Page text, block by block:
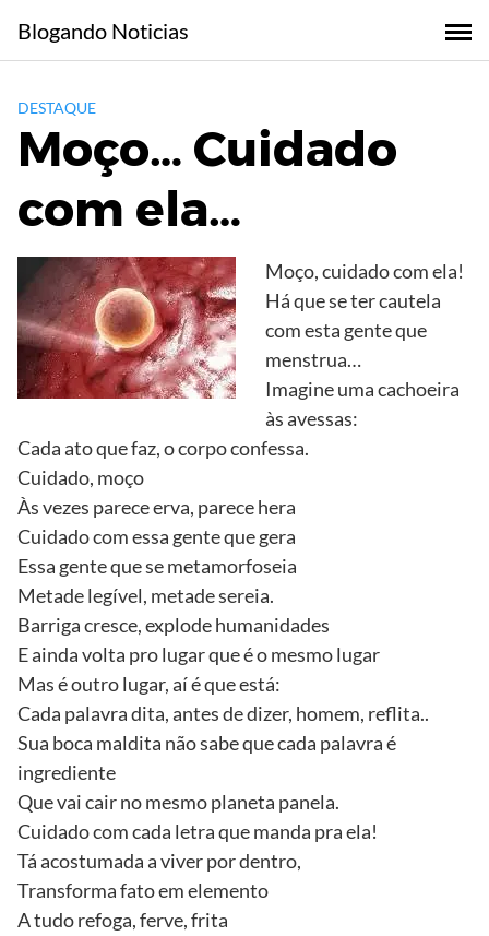
content
Blogando Noticias
DESTAQUE
Moço… Cuidado
com ela…
Moço, cuidado com ela!
Há que se ter cautela
com esta gente que
menstrua…
Imagine uma cachoeira
às avessas:
Cada ato que faz, o corpo confessa.
Cuidado, moço
Às vezes parece erva, parece hera
Cuidado com essa gente que gera
Essa gente que se metamorfoseia
Metade legível, metade sereia.
Barriga cresce, explode humanidades
E ainda volta pro lugar que é o mesmo lugar
Mas é outro lugar, aí é que está:
Cada palavra dita, antes de dizer, homem, reflita..
Sua boca maldita não sabe que cada palavra é
ingrediente
Que vai cair no mesmo planeta panela.
Cuidado com cada letra que manda pra ela!
Tá acostumada a viver por dentro,
Transforma fato em elemento
A tudo refoga, ferve, frita